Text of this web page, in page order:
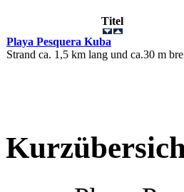
Titel
Playa Pesquera Kuba
Strand ca. 1,5 km lang und ca.30 m